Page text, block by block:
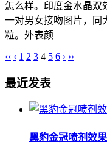
怎么样。印度金水晶双
一对男女接吻图片，同
粒。外表颜
‹‹ ‹ 1 2 3 4 5 6 › ››
最近发表
黑豹金冠喷剂效